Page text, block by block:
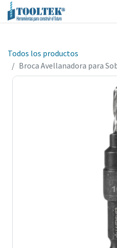
Todos los productos
Broca Avellanadora para